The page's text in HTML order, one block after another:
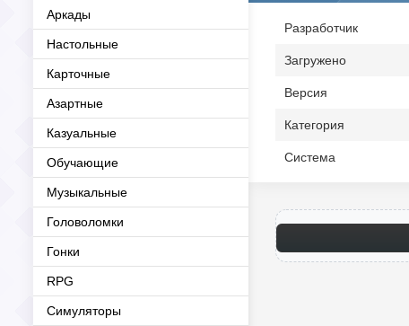
Аркады
Настольные
Карточные
Азартные
Казуальные
Обучающие
Музыкальные
Головоломки
Гонки
RPG
Симуляторы
Разработчик
Загружено
Версия
Категория
Система